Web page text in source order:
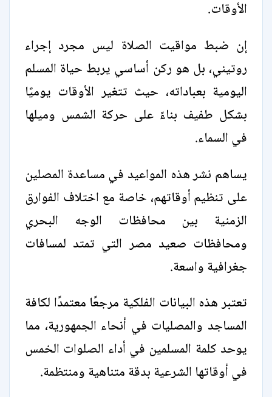
الأوقات.
إن ضبط مواقيت الصلاة ليس مجرد إجراء
روتيني، بل هو ركن أساسي يربط حياة المسلم
اليومية بعباداته، حيث تتغير الأوقات يوميًا
بشكل طفيف بناءً على حركة الشمس وميلها
في السماء.
يساهم نشر هذه المواعيد في مساعدة المصلين
على تنظيم أوقاتهم، خاصة مع اختلاف الفوارق
الزمنية بين محافظات الوجه البحري
ومحافظات صعيد مصر التي تمتد لمسافات
جغرافية واسعة.
تعتبر هذه البيانات الفلكية مرجعًا معتمدًا لكافة
المساجد والمصليات في أنحاء الجمهورية، مما
يوحد كلمة المسلمين في أداء الصلوات الخمس
في أوقاتها الشرعية بدقة متناهية ومنتظمة.